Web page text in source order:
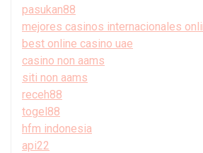
pasukan88
mejores casinos internacionales
best online casino uae
casino non aams
siti non aams
receh88
togel88
hfm indonesia
api22